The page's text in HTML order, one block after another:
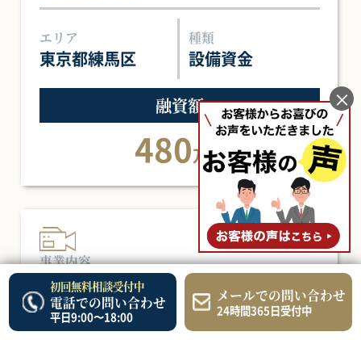
エリア
東京都練馬区
種類
設備資金
融資額
480万円
事業内容
映像制作業
エリア 種類
初回無料相談受付中
電話での問い合わせ
平日9:00〜18:00
メールでの問い合わせ
24時間365日受付中
×